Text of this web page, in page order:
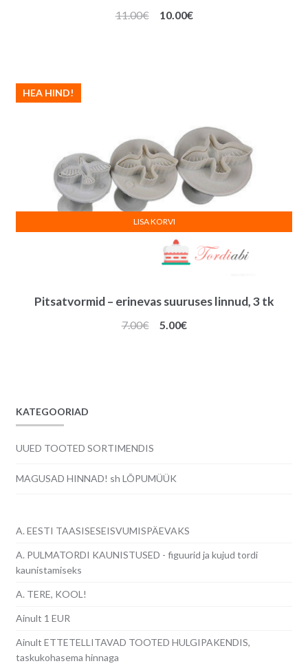
11.00€
Algne
10.00€Praegune
Pitsatvormid – erinevas suuruses linnud, 3 tk
HEA HIND!
7.00€
Algne
5.00€Praegune
LISA KORVI
KATEGOORIAD
UUED TOOTED SORTIMENDIS
MAGUSAD HINNAD! sh LÕPUMÜÜK
A. EESTI TAASISESEISVUMISPÄEVAKS
A. PULMATORDI KAUNISTUSED - figuurid ja kujud tordi
kaunistamiseks
A. TERE, KOOL!
Ainult 1 EUR
Ainult ETTETELLITAVAD TOOTED HULGIPAKENDIS,
taskukohasema hinnaga